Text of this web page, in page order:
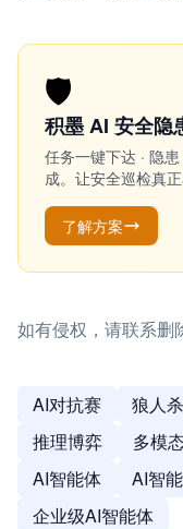
🛡️
积墨 AI 安全隐
任务一键下达 · 隐
成。让安全巡检真
了解方案
如有侵权，请联系删
AI对抗赛 狼人杀
推理博弈
多模
AI智能体
AI智
企业级AI智能体